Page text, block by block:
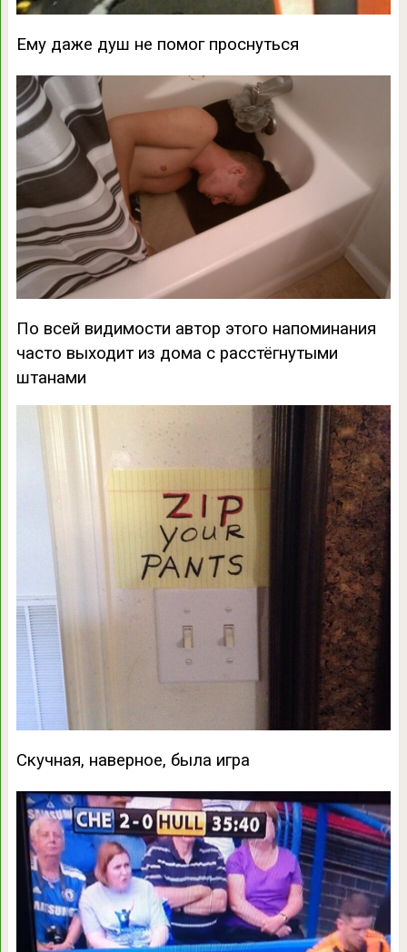
Ему даже душ не помог проснуться
По всей видимости автор этого напоминания
часто выходит из дома с расстёгнутыми
штанами
Скучная, наверное, была игра